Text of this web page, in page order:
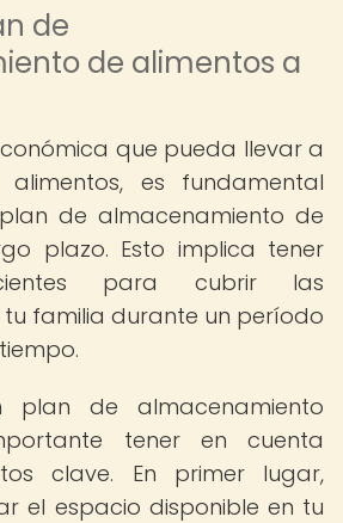
de
de alimentos a
que pueda llevar a
es fundamental
de almacenamiento de
plazo. Esto implica tener
para cubrir las
familia durante un período
plan de almacenamiento
tener en cuenta
clave. En primer lugar,
el espacio disponible en tu